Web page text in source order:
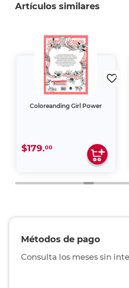
Artículos similares
Coloreanding Girl Power
$179.00
Métodos de pago
Consulta los meses sin